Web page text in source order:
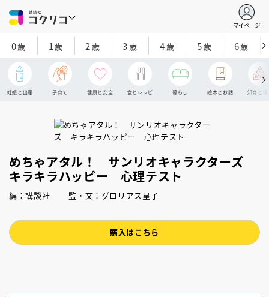
マイページ
0歳 1歳 2 歳 3歳 4歳 5歳 6歳
妊娠と出産 子育て 健康と安全 食とレシピ 暮らし 絵本とお話 知育と探
めちゃアタル！ サンリオキャラクターズ
キラキラハッピー 心理テスト
編：講談社 監・文：グロリアス星子
購入はこちら